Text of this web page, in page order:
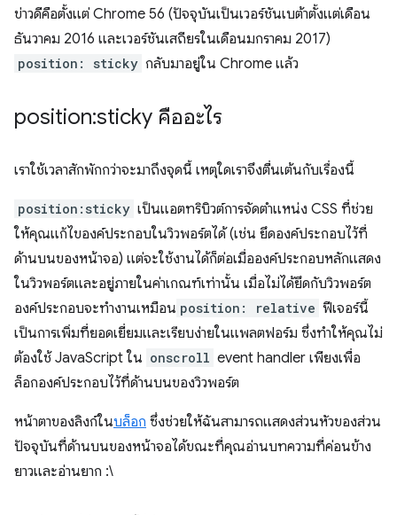
ข่าวดีคือตั้งแต่ Chrome 56 (ปัจจุบันเป็นเวอร์ชันเบต้าตั้งแต่เดือน
ธันวาคม 2016 และเวอร์ชันเสถียรในเดือนมกราคม 2017)
position: sticky กลับมาอยู่ใน Chrome แล้ว
position:sticky คืออะไร
เราใช้เวลาสักพักกว่าจะมาถึงจุดนี้ เหตุใดเราจึงตื่นเต้นกับเรื่องนี้
position:sticky เป็นแอตทริบิวต์การจัดตำแหน่ง CSS ที่ช่วย
ให้คุณแก้ไของค์ประกอบในวิวพอร์ตได้ (เช่น ยึดองค์ประกอบไว้ที่
ด้านบนของหน้าจอ) แต่จะใช้งานได้ก็ต่อเมื่อองค์ประกอบหลักแสดง
ในวิวพอร์ตและอยู่ภายในค่าเกณฑ์เท่านั้น เมื่อไม่ได้ยึดกับวิวพอร์ต
องค์ประกอบจะทํางานเหมือน position: relative ฟีเจอร์นี้
เป็นการเพิ่มที่ยอดเยี่ยมและเรียบง่ายในแพลตฟอร์ม ซึ่งทำให้คุณไม่
ต้องใช้ JavaScript ใน onscroll event handler เพียงเพื่อ
ล็อกองค์ประกอบไว้ที่ด้านบนของวิวพอร์ต
หน้าตาของลิงก์ในบล็อก ซึ่งช่วยให้ฉันสามารถแสดงส่วนหัวของส่วน
ปัจจุบันที่ด้านบนของหน้าจอได้ขณะที่คุณอ่านบทความที่ค่อนข้าง
ยาวและอ่านยาก :\